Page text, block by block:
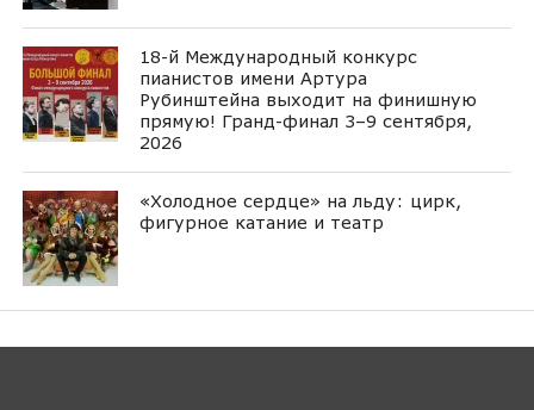
18-й Международный конкурс
пианистов имени Артура
Рубинштейна выходит на финишную
прямую! Гранд-финал 3–9 сентября,
2026
«Холодное сердце» на льду: цирк,
фигурное катание и театр